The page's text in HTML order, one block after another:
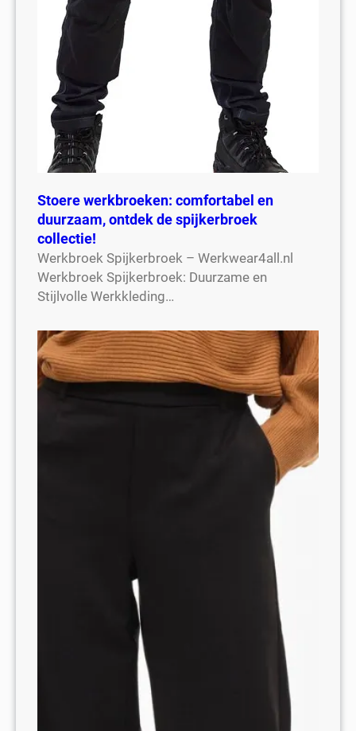
Stoere werkbroeken: comfortabel en
duurzaam, ontdek de spijkerbroek
collectie!
Werkbroek Spijkerbroek – Werkwear4all.nl
Werkbroek Spijkerbroek: Duurzame en
Stijlvolle Werkkleding…